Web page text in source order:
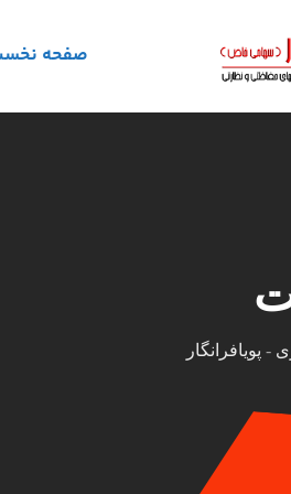
صفحه
- پویافرانگار